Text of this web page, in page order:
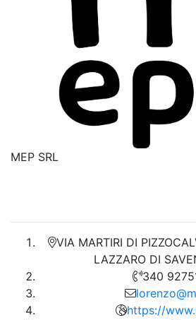
MEP SRL
VIA MARTIRI DI
LAZZARO DI
340
https://